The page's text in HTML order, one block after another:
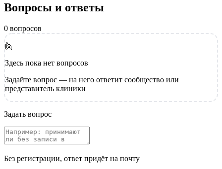
Вопросы и ответы
0 вопросов
🙋
Здесь пока нет вопросов
Задайте вопрос — на него ответит сообщество или
представитель клиники
Задать вопрос
Без регистрации, ответ придёт на почту